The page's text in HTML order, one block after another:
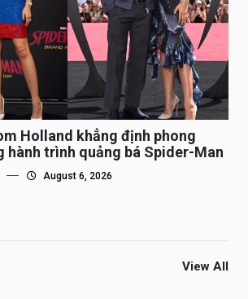
Holland khẳng định phong
hành trình quảng bá Spider-Man
August 6, 2026
View All